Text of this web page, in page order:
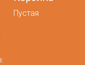
Пустая